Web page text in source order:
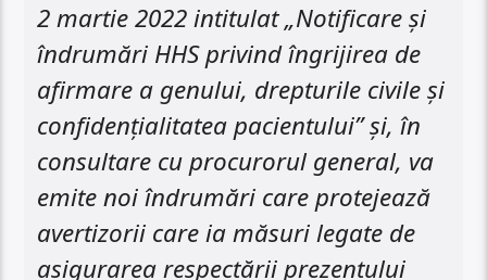
2 martie 2022 intitulat „Notificare și
îndrumări HHS privind îngrijirea de
afirmare a genului, drepturile civile și
confidențialitatea pacientului” și, în
consultare cu procurorul general, va
emite noi îndrumări care protejează
avertizorii care ia măsuri legate de
asigurarea respectării prezentului